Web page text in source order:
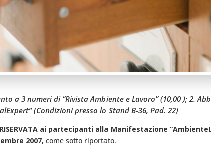
a 3 numeri di “Rivista Ambiente e Lavoro” (10,00 ); 2.
(Condizioni presso lo Stand B-36, Pad. 22)
ai partecipanti alla Manifestazione
2007,come sotto riportato.